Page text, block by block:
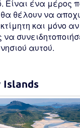
Είναι ένα μέρος
θέλουν να
και μόνο
αυτού.
Islands